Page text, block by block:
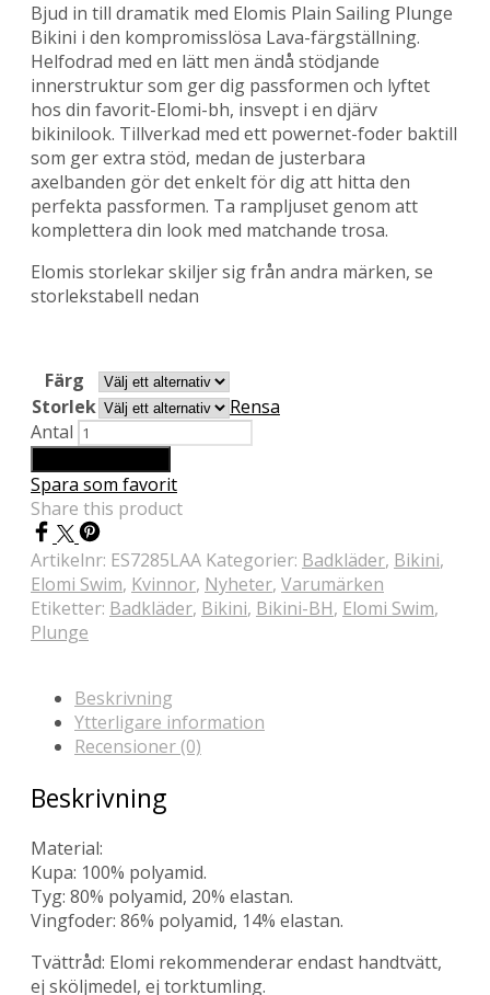
Bjud in till dramatik med Elomis Plain Sailing Plunge
Bikini i den kompromisslösa Lava-färgställning.
Helfodrad med en lätt men ändå stödjande
innerstruktur som ger dig passformen och lyftet
hos din favorit-Elomi-bh, insvept i en djärv
bikinilook. Tillverkad med ett powernet-foder baktill
som ger extra stöd, medan de justerbara
axelbanden gör det enkelt för dig att hitta den
perfekta passformen. Ta rampljuset genom att
komplettera din look med matchande trosa.
Elomis storlekar skiljer sig från andra märken, se
storlekstabell nedan
Färg
Storlek
Rensa
Antal
Spara som favorit
Share this product
Artikelnr: ES7285LAA Kategorier: Badkläder, Bikini,
Elomi Swim, Kvinnor, Nyheter, Varumärken
Etiketter: Badkläder, Bikini, Bikini-BH, Elomi Swim,
Plunge
Beskrivning
Ytterligare information
Recensioner (0)
Beskrivning
Material:
Kupa: 100% polyamid.
Tyg: 80% polyamid, 20% elastan.
Vingfoder: 86% polyamid, 14% elastan.
Tvättråd: Elomi rekommenderar endast handtvätt,
ej sköljmedel, ej torktumling.